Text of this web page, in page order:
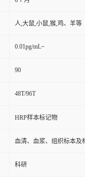
人,大鼠,小鼠,猴,鸡、羊等
0.01pg/mL~
90
48T/96T
HRP样本标记物
血清、血浆、组织标本及
科研